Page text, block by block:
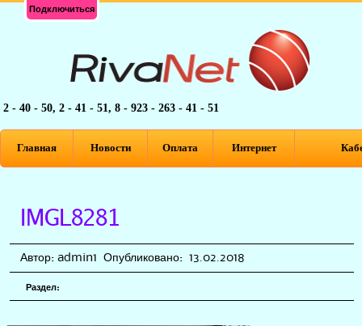
Подключиться
2 - 40 - 50, 2 - 41 - 51, 8 - 923 - 263 - 41 - 51
Главная Новости Оплата Интернет
IMGL8281
Автор: admin1 Опубликовано: 13.02.2018
Раздел: